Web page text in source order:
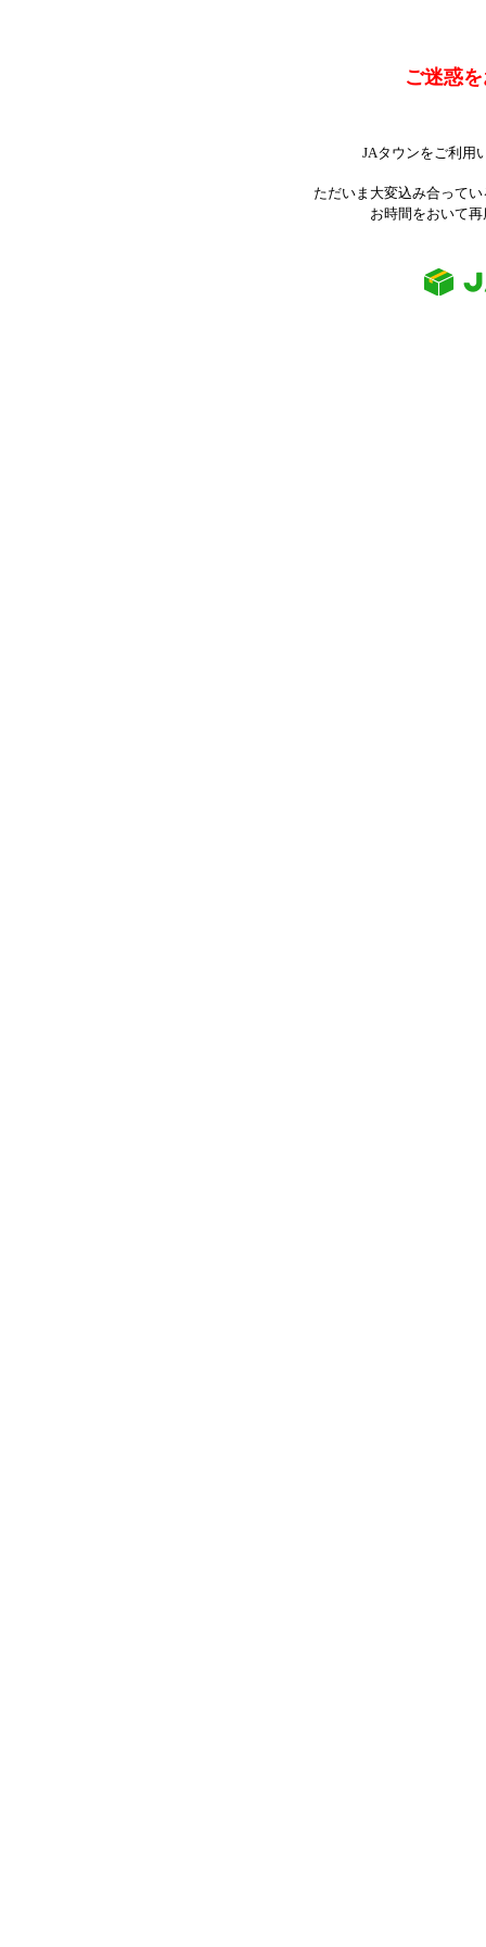
ご迷惑
JAタウンをご利用
ただいま大変込み合って
お時間をおいて